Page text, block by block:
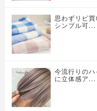
思わずリピ
シンプル可...
今流行りの
に立体感ア...